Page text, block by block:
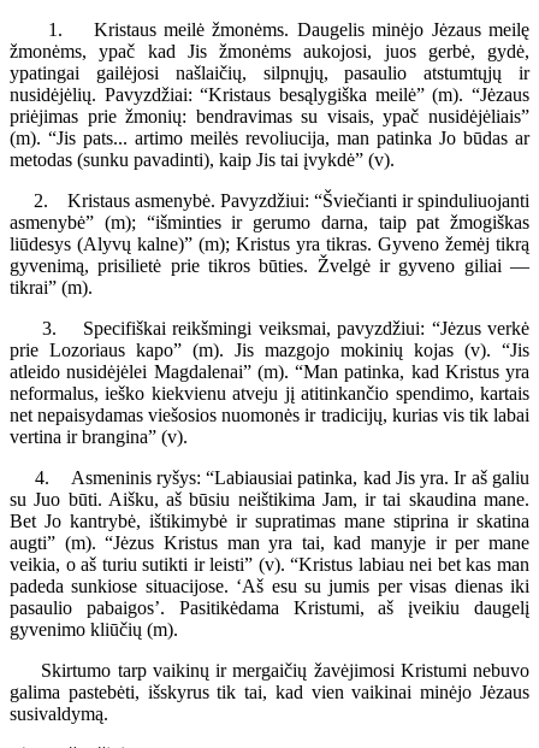
1. Kristaus meilė žmonėms. Daugelis minėjo Jėzaus meilę
žmonėms, ypač kad Jis žmonėms aukojosi, juos gerbė, gydė,
ypatingai gailėjosi našlaičių, silpnųjų, pasaulio atstumtųjų ir
nusidėjėlių. Pavyzdžiai: “Kristaus besąlygiška meilė” (m). “Jėzaus
priėjimas prie žmonių: bendravimas su visais, ypač nusidėjėliais”
(m). “Jis pats... artimo meilės revoliucija, man patinka Jo būdas ar
metodas (sunku pavadinti), kaip Jis tai įvykdė” (v).
2. Kristaus asmenybė. Pavyzdžiui: “Šviečianti ir spinduliuojanti
asmenybė” (m); “išminties ir gerumo darna, taip pat žmogiškas
liūdesys (Alyvų kalne)” (m); Kristus yra tikras. Gyveno žemėj tikrą
gyvenimą, prisilietė prie tikros būties. Žvelgė ir gyveno giliai —
tikrai” (m).
3. Specifiškai reikšmingi veiksmai, pavyzdžiui: “Jėzus verkė
prie Lozoriaus kapo” (m). Jis mazgojo mokinių kojas (v). “Jis
atleido nusidėjėlei Magdalenai” (m). “Man patinka, kad Kristus yra
neformalus, ieško kiekvienu atveju jį atitinkančio spendimo, kartais
net nepaisydamas viešosios nuomonės ir tradicijų, kurias vis tik labai
vertina ir brangina” (v).
4. Asmeninis ryšys: “Labiausiai patinka, kad Jis yra. Ir aš galiu
su Juo būti. Aišku, aš būsiu neištikima Jam, ir tai skaudina mane.
Bet Jo kantrybė, ištikimybė ir supratimas mane stiprina ir skatina
augti” (m). “Jėzus Kristus man yra tai, kad manyje ir per mane
veikia, o aš turiu sutikti ir leisti” (v). “Kristus labiau nei bet kas man
padeda sunkiose situacijose. ‘Aš esu su jumis per visas dienas iki
pasaulio pabaigos’. Pasitikėdama Kristumi, aš įveikiu daugelį
gyvenimo kliūčių (m).
Skirtumo tarp vaikinų ir mergaičių žavėjimosi Kristumi nebuvo
galima pastebėti, išskyrus tik tai, kad vien vaikinai minėjo Jėzaus
susivaldymą.